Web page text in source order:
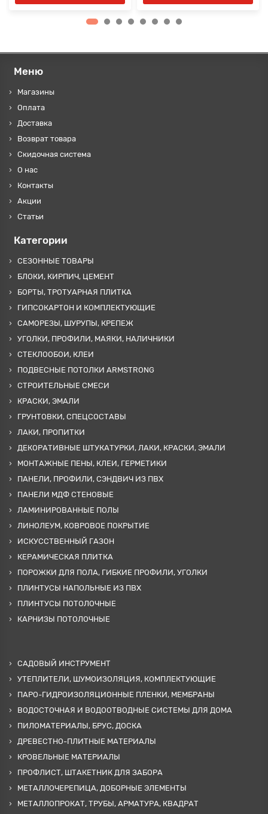
Меню
Магазины
Оплата
Доставка
Возврат товара
Скидочная система
О нас
Контакты
Акции
Статьи
Категории
СЕЗОННЫЕ ТОВАРЫ
БЛОКИ, КИРПИЧ, ЦЕМЕНТ
БОРТЫ, ТРОТУАРНАЯ ПЛИТКА
ГИПСОКАРТОН И КОМПЛЕКТУЮЩИЕ
САМОРЕЗЫ, ШУРУПЫ, КРЕПЕЖ
УГОЛКИ, ПРОФИЛИ, МАЯКИ, НАЛИЧНИКИ
СТЕКЛООБОИ, КЛЕИ
ПОДВЕСНЫЕ ПОТОЛКИ ARMSTRONG
СТРОИТЕЛЬНЫЕ СМЕСИ
КРАСКИ, ЭМАЛИ
ГРУНТОВКИ, СПЕЦСОСТАВЫ
ЛАКИ, ПРОПИТКИ
ДЕКОРАТИВНЫЕ ШТУКАТУРКИ, ЛАКИ, КРАСКИ, ЭМАЛИ
МОНТАЖНЫЕ ПЕНЫ, КЛЕИ, ГЕРМЕТИКИ
ПАНЕЛИ, ПРОФИЛИ, СЭНДВИЧ ИЗ ПВХ
ПАНЕЛИ МДФ СТЕНОВЫЕ
ЛАМИНИРОВАННЫЕ ПОЛЫ
ЛИНОЛЕУМ, КОВРОВОЕ ПОКРЫТИЕ
ИСКУССТВЕННЫЙ ГАЗОН
КЕРАМИЧЕСКАЯ ПЛИТКА
ПОРОЖКИ ДЛЯ ПОЛА, ГИБКИЕ ПРОФИЛИ, УГОЛКИ
ПЛИНТУСЫ НАПОЛЬНЫЕ ИЗ ПВХ
ПЛИНТУСЫ ПОТОЛОЧНЫЕ
КАРНИЗЫ ПОТОЛОЧНЫЕ
САДОВЫЙ ИНСТРУМЕНТ
УТЕПЛИТЕЛИ, ШУМОИЗОЛЯЦИЯ, КОМПЛЕКТУЮЩИЕ
ПАРО-ГИДРОИЗОЛЯЦИОННЫЕ ПЛЕНКИ, МЕМБРАНЫ
ВОДОСТОЧНАЯ И ВОДООТВОДНЫЕ СИСТЕМЫ ДЛЯ ДОМА
ПИЛОМАТЕРИАЛЫ, БРУС, ДОСКА
ДРЕВЕСТНО-ПЛИТНЫЕ МАТЕРИАЛЫ
КРОВЕЛЬНЫЕ МАТЕРИАЛЫ
ПРОФЛИСТ, ШТАКЕТНИК ДЛЯ ЗАБОРА
МЕТАЛЛОЧЕРЕПИЦА, ДОБОРНЫЕ ЭЛЕМЕНТЫ
МЕТАЛЛОПРОКАТ, ТРУБЫ, АРМАТУРА, КВАДРАТ